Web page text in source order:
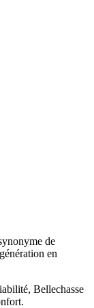
de
en
Bellechasse